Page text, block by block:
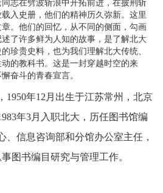
入史册，他们的精神历久弥新。这里
。他们的回忆，从不同的侧面，勾画
了许多鲜为人知的故事，是了解北大
珍贵史料，也为我们理解北大传统、
的教科书。这是一封穿越时空的来
奋斗的青春宣言。
1950年12月出生于江苏常州，北京
年3月入职北大，历任图书馆编
、信息咨询部和分馆办公室主任，
图书编目研究与管理工作。